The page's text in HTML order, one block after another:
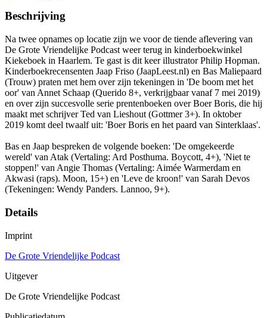
Beschrijving
Na twee opnames op locatie zijn we voor de tiende aflevering van
De Grote Vriendelijke Podcast weer terug in kinderboekwinkel
Kiekeboek in Haarlem. Te gast is dit keer illustrator Philip Hopman.
Kinderboekrecensenten Jaap Friso (JaapLeest.nl) en Bas Maliepaard
(Trouw) praten met hem over zijn tekeningen in 'De boom met het
oor' van Annet Schaap (Querido 8+, verkrijgbaar vanaf 7 mei 2019)
en over zijn succesvolle serie prentenboeken over Boer Boris, die hij
maakt met schrijver Ted van Lieshout (Gottmer 3+). In oktober
2019 komt deel twaalf uit: 'Boer Boris en het paard van Sinterklaas'.
Bas en Jaap bespreken de volgende boeken: 'De omgekeerde
wereld' van Atak (Vertaling: Ard Posthuma. Boycott, 4+), 'Niet te
stoppen!' van Angie Thomas (Vertaling: Aimée Warmerdam en
Akwasi (raps). Moon, 15+) en 'Leve de kroon!' van Sarah Devos
(Tekeningen: Wendy Panders. Lannoo, 9+).
Details
Imprint
De Grote Vriendelijke Podcast
Uitgever
De Grote Vriendelijke Podcast